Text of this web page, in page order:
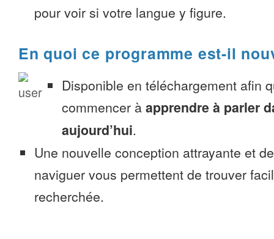
pour voir si votre langue y figure.
En quoi ce programme est-il
Disponible en téléchargement afin
commencer à apprendre à parler
aujourd’hui.
Une nouvelle conception attrayante et
naviguer vous permettent de trouver
recherchée.